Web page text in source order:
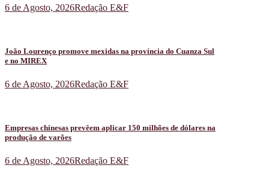
6 de Agosto, 2026Redação E&F
João Lourenço promove mexidas na província do Cuanza Sul
e no MIREX
6 de Agosto, 2026Redação E&F
Empresas chinesas prevêem aplicar 150 milhões de dólares na
produção de varões
6 de Agosto, 2026Redação E&F